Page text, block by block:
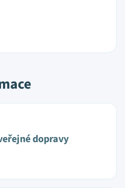
dopravy